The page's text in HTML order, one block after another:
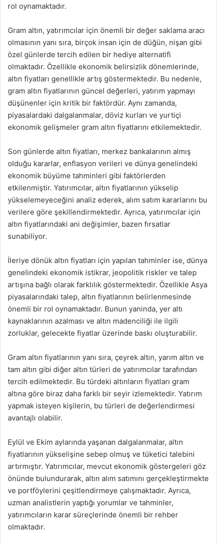
rol oynamaktadır.
Gram altın, yatırımcılar için önemli bir değer saklama aracı
olmasının yanı sıra, birçok insan için de düğün, nişan gibi
özel günlerde tercih edilen bir hediye alternatifi
olmaktadır. Özellikle ekonomik belirsizlik dönemlerinde,
altın fiyatları genellikle artış göstermektedir. Bu nedenle,
gram altın fiyatlarının güncel değerleri, yatırım yapmayı
düşünenler için kritik bir faktördür. Aynı zamanda,
piyasalardaki dalgalanmalar, döviz kurları ve yurtiçi
ekonomik gelişmeler gram altın fiyatlarını etkilemektedir.
Son günlerde altın fiyatları, merkez bankalarının almış
olduğu kararlar, enflasyon verileri ve dünya genelindeki
ekonomik büyüme tahminleri gibi faktörlerden
etkilenmiştir. Yatırımcılar, altın fiyatlarının yükselip
yükselemeyeceğini analiz ederek, alım satım kararlarını bu
verilere göre şekillendirmektedir. Ayrıca, yatırımcılar için
altın fiyatlarındaki ani değişimler, bazen fırsatlar
sunabiliyor.
İleriye dönük altın fiyatları için yapılan tahminler ise, dünya
genelindeki ekonomik istikrar, jeopolitik riskler ve talep
artışına bağlı olarak farklılık göstermektedir. Özellikle Asya
piyasalarındaki talep, altın fiyatlarının belirlenmesinde
önemli bir rol oynamaktadır. Bunun yaninda, yer altı
kaynaklarının azalması ve altın madenciliği ile ilgili
zorluklar, gelecekte fiyatlar üzerinde baskı oluşturabilir.
Gram altın fiyatlarının yanı sıra, çeyrek altın, yarım altın ve
tam altın gibi diğer altın türleri de yatırımcılar tarafından
tercih edilmektedir. Bu türdeki altınların fiyatları gram
altına göre biraz daha farklı bir seyir izlemektedir. Yatırım
yapmak isteyen kişilerin, bu türleri de değerlendirmesi
avantajlı olabilir.
Eylül ve Ekim aylarında yaşanan dalgalanmalar, altın
fiyatlarının yükselişine sebep olmuş ve tüketici talebini
artırmıştır. Yatırımcılar, mevcut ekonomik göstergeleri göz
önünde bulundurarak, altın alım satımını gerçekleştirmekte
ve portföylerini çeşitlendirmeye çalışmaktadır. Ayrıca,
uzman analistlerin yaptığı yorumlar ve tahminler,
yatırımcıların karar süreçlerinde önemli bir rehber
olmaktadır.